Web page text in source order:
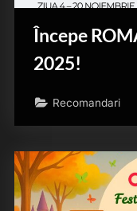
Începe
2025!
Recomandari